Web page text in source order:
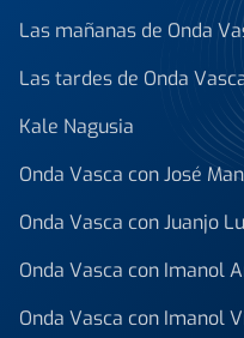
Las mañanas de Onda
Las tardes de Onda
Kale Nagusia
Onda Vasca con José
Onda Vasca con Juanjo
Onda Vasca con Imanol
Onda Vasca con Imanol